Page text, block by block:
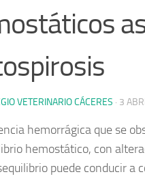
VETERINARIO CÁCERES · 3
hemorrágica que se
hemostático, con
puede conducir a